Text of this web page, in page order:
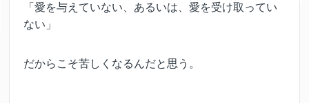
「愛を与えていない、あるいは、愛を受け取ってい
ない」
だからこそ苦しくなるんだと思う。